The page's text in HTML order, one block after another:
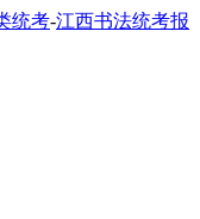
统考-江西书法统考报